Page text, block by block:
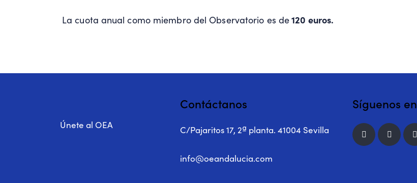
La cuota anual como miembro del Observatorio es de120 euros.
Únete al OEA
Contáctanos
C/Pajaritos 17, 2ª planta. 41004 Sevilla
info@oeandalucia.com
Síguenos en